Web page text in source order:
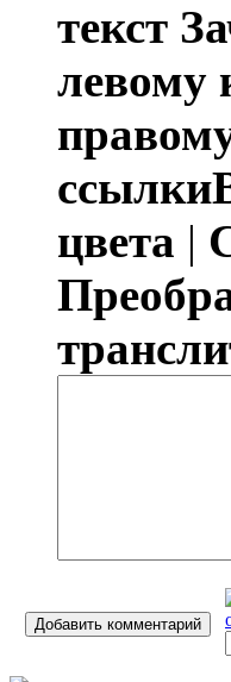
текст
левому
ссылки
цвета |
Добавить комментарий